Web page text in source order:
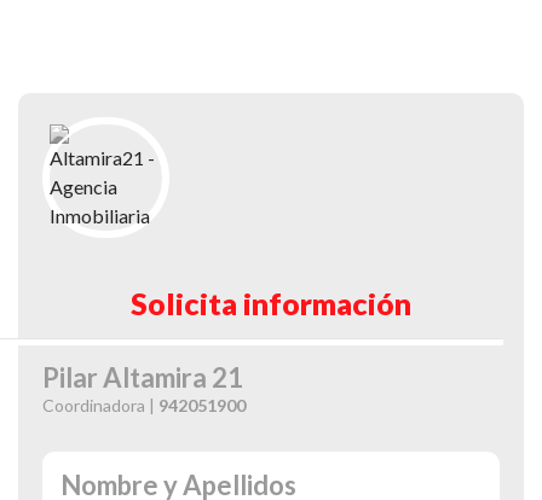
Solicita información
Pilar Altamira 21
Coordinadora | 942051900